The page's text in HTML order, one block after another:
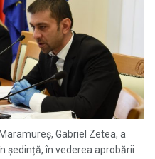
Gabriel Zetea, a
ședință, în vederea aprobării